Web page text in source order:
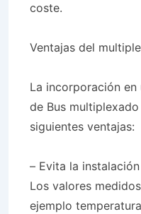
coste.
Ventajas del
La incorporación
de Bus
siguientes ventajas:
– Evita la
Los valores
ejemplo